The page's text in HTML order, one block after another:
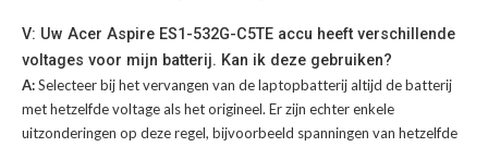
V: Uw Acer Aspire ES1-532G-C5TE accu heeft verschillende
voltages voor mijn batterij. Kan ik deze gebruiken?
A:Selecteer bij het vervangen van de laptopbatterij altijd de batterij
met hetzelfde voltage als het origineel. Er zijn echter enkele
uitzonderingen op deze regel, bijvoorbeeld spanningen van hetzelfde